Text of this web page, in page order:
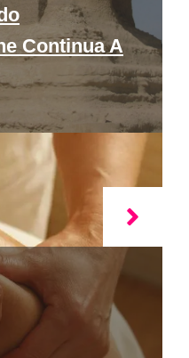
Continua A